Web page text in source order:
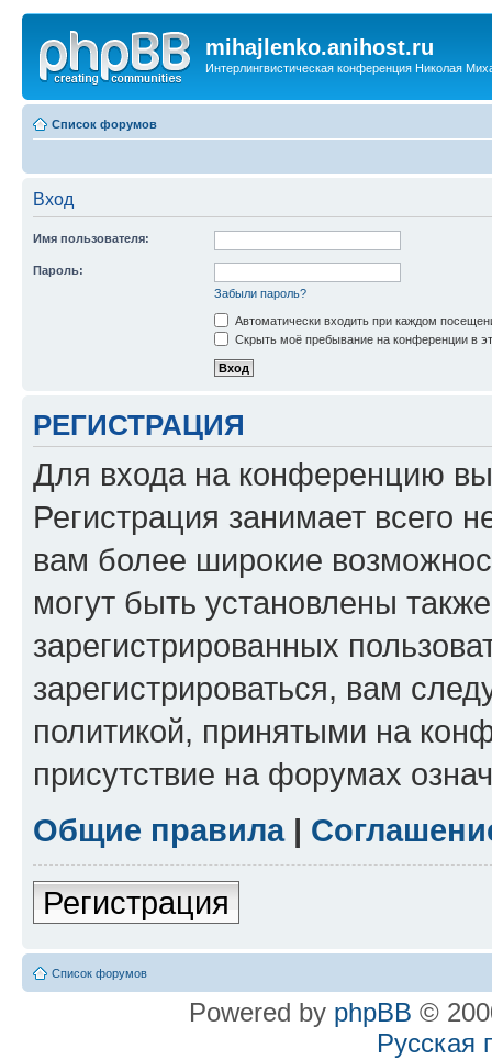
mihajlenko.anihost.ru
Интерлингвистическая конференция Николая
Список форумов
Вход
Имя пользователя:
Пароль:
Забыли пароль?
Автоматически входить при каждом
Скрыть моё пребывание на конференции в
РЕГИСТРАЦИЯ
Для входа на конференцию
Регистрация занимает всего
вам более широкие
могут быть установлены
зарегистрированных
зарегистрироваться, вам
политикой, принятыми на
присутствие на форумах
Общие правила|
Регистрация
Список форумов
Powered by phpBB ©
Русская